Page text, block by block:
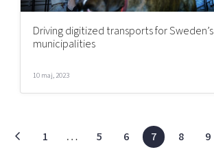
Driving digitized transports for Sweden’s
municipalities
10 maj, 2023
1 … 5 6 7 8 9